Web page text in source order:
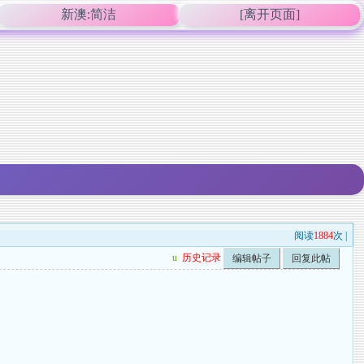
新澳:简洁 [离开页面]
阅读1884次 |
u 历史记录 编辑帖子 回复此帖